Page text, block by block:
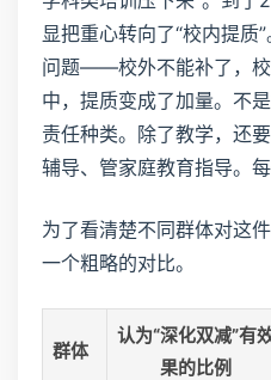
显把重心转向了“校内提质
问题——校外不能补了，
中，提质变成了加量。不
责任种类。除了教学，还
辅导、管家庭教育指导。
为了看清楚不同群体对这
一个粗略的对比。
群体
认为“深化双减”有
果的比例